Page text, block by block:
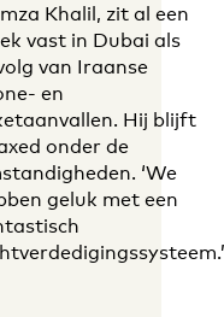
Khalil, zit al een
vast in Dubai als
van Iraanse
en
Hij blijft
onder de
‘We
geluk met een